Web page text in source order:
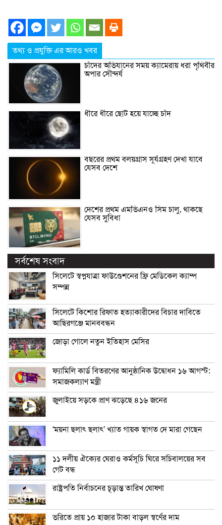
তথ্য ও প্রযুক্তি এর আরও খবর
চাঁদের অভিযানের সময় ক্যামেরায় ধরা পৃথিবীর
অপার সৌন্দর্য
ধীরে ধীরে ছোট হয়ে যাচ্ছে চাঁদ
বছরের প্রথম বলয়গ্রাস সূর্যগ্রহণ দেখা যাবে
যেসব দেশে
দেশের প্রথম এমভিএনও সিম চালু, থাকছে
যেসব সুবিধা
সর্বশেষ সংবাদ
সিলেটে স্বপ্নযাত্রা ফাউণ্ডেশনের ফ্রি মেডিকেল ক্যাম্প
সম্পন্ন
সিলেটে কিশোর রিফাত হত্যাকারীদের বিচার দাবিতে
আছিরগঞ্জে মানববন্ধন
জোড়া গোলে নতুন ইতিহাস মেসির
ফ্যামিলি কার্ড বিতরণের আনুষ্ঠানিক উদ্বোধন ১৬ আগস্ট:
সমাজকল্যাণ মন্ত্রী
জুলাইয়ে সড়কে প্রাণ ঝড়েছে ৪১৬ জনের
‘ময়না ছলাৎ ছলাৎ’ খ্যাত গায়ক স্বাগত দে মারা গেছেন
১১ দলীয় ঐক্যের ঘেরাও কর্মসূচি ঘিরে সচিবালয়ের সব
গেট বন্ধ
রাষ্ট্রপতি নির্বাচনের চূড়ান্ত তারিখ ঘোষণা
ভরিতে প্রায় ১০ হাজার টাকা বাড়ল স্বর্ণের দাম